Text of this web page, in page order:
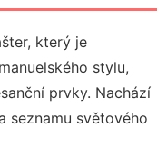
který je
stylu,
prvky. Nachází
seznamu světového